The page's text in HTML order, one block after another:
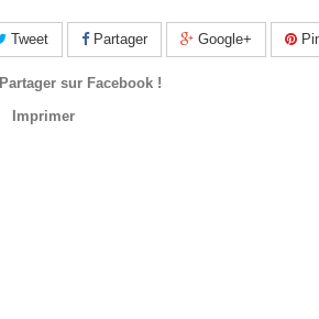
Tweet Partager Google+
Partager sur Facebook !
Imprimer